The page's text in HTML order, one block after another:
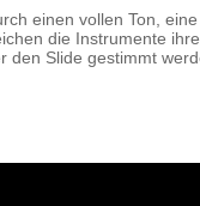
einen vollen Ton,
die Instrumente
Slide gestimmt